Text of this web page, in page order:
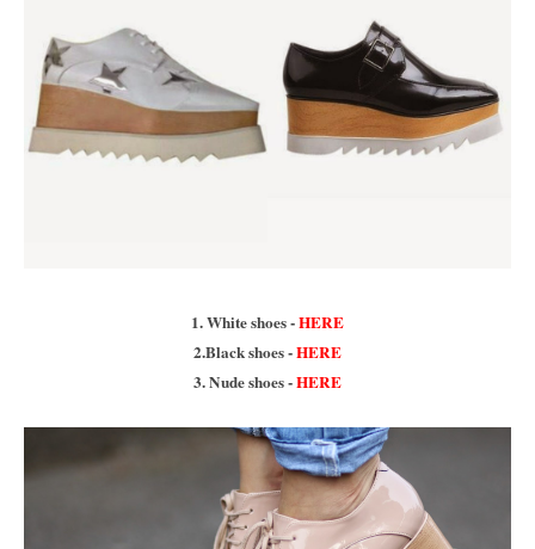
1. White shoes -HERE
2.Black shoes -HERE
3. Nude shoes -HERE